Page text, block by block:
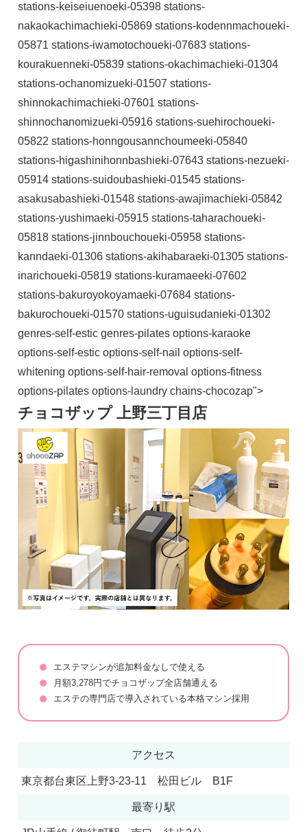
stations-keiseiuenoeki-05398 stations-
nakaokachimachieki-05869 stations-kodennmachoueki-
05871 stations-iwamotochoueki-07683 stations-
kourakuenneki-05839 stations-okachimachieki-01304
stations-ochanomizueki-01507 stations-
shinnokachimachieki-07601 stations-
shinnochanomizueki-05916 stations-suehirochoueki-
05822 stations-honngousannchoumeeki-05840
stations-higashinihonnbashieki-07643 stations-nezueki-
05914 stations-suidoubashieki-01545 stations-
asakusabashieki-01548 stations-awajimachieki-05842
stations-yushimaeki-05915 stations-taharachoueki-
05818 stations-jinnbouchoueki-05958 stations-
kanndaeki-01306 stations-akihabaraeki-01305 stations-
inarichoueki-05819 stations-kuramaeeki-07602
stations-bakuroyokoyamaeki-07684 stations-
bakurochoueki-01570 stations-uguisudanieki-01302
genres-self-estic genres-pilates options-karaoke
options-self-estic options-self-nail options-self-
whitening options-self-hair-removal options-fitness
options-pilates options-laundry chains-chocozap">
チョコザップ 上野三丁目店
エステマシンが追加料金なしで使える
月額3,278円でチョコザップ全店舗通える
エステの専門店で導入されている本格マシン採用
アクセス
東京都台東区上野3-23-11 松田ビル B1F
最寄り駅